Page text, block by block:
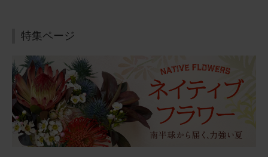
特集ページ